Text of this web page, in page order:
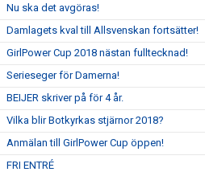
Nu ska det avgöras!
Damlagets kval till Allsvenskan fortsätter!
GirlPower Cup 2018 nästan fulltecknad!
Serieseger för Damerna!
BEIJER skriver på för 4 år.
Vilka blir Botkyrkas stjärnor 2018?
Anmälan till GirlPower Cup öppen!
FRI ENTRÉ